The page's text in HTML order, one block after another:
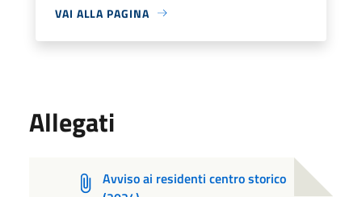
VAI ALLA PAGINA
Allegati
Avviso ai residenti centro storico